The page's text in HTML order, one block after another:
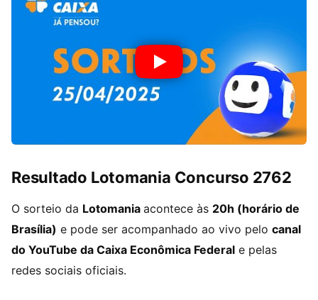
Resultado Lotomania Concurso 2762
O sorteio da Lotomania acontece às 20h (horário de
Brasília) e pode ser acompanhado ao vivo pelo canal
do YouTube da Caixa Econômica Federal e pelas
redes sociais oficiais.